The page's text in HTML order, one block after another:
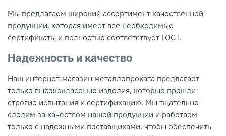
Мы предлагаем широкий ассортимент качественной
продукции, которая имеет все необходимые
сертификаты и полностью соответствует ГОСТ.
Надежность и качество
Наш интернет-магазин металлопроката предлагает
только высококлассные изделия, которые прошли
строгие испытания и сертификацию. Мы тщательно
следим за качеством нашей продукции и работаем
только с надежными поставщиками, чтобы обеспечить